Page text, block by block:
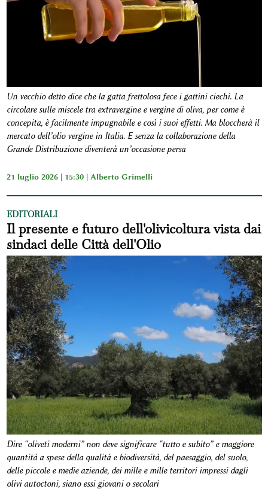
Un vecchio detto dice che la gatta frettolosa fece i gattini ciechi. La
circolare sulle miscele tra extravergine e vergine di oliva, per come è
concepita, è facilmente impugnabile e così i suoi effetti. Ma bloccherà il
mercato dell’olio vergine in Italia. E senza la collaborazione della
Grande Distribuzione diventerà un’occasione persa
21 luglio 2026 | 15:30 | Alberto Grimelli
EDITORIALI
Il presente e futuro dell'olivicoltura vista dai
sindaci delle Città dell'Olio
Dire “oliveti moderni” non deve significare “tutto e subito” e maggiore
quantità a spese della qualità e biodiversità, del paesaggio, del suolo,
delle piccole e medie aziende, dei mille e mille territori impressi dagli
olivi autoctoni, siano essi giovani o secolari